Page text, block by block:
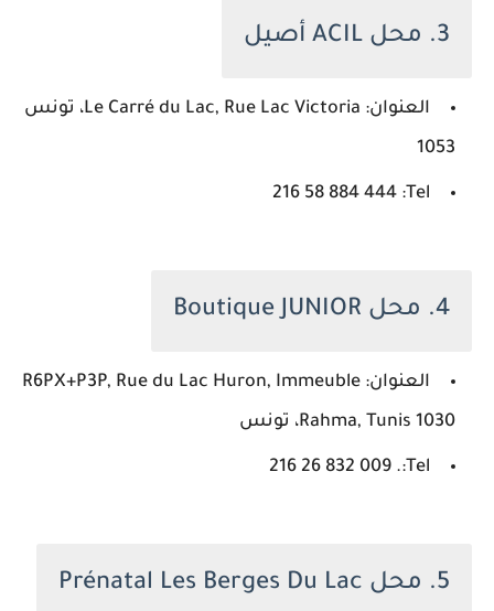
3. محل ACIL أصيل
العنوان: Le Carré du Lac, Rue Lac Victoria، تونس
1053
Tel: ‏‪216 58 884 444‬‏
4. محل Boutique JUNIOR
العنوان: R6PX+P3P, Rue du Lac Huron, Immeuble
Rahma, Tunis 1030، تونس
Tel:. ‏‪216 26 832 009‬‏
5. محل Prénatal Les Berges Du Lac